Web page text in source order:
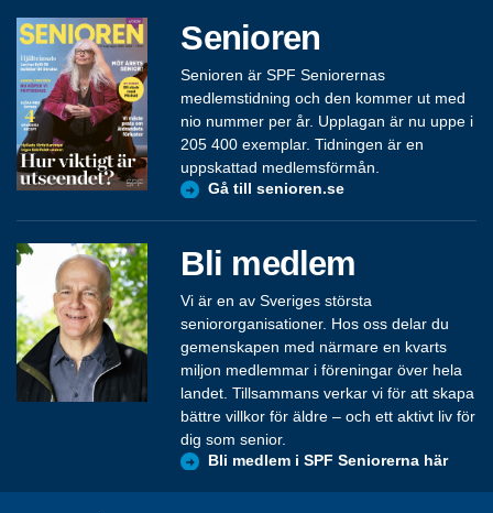
Senioren
Senioren är SPF Seniorernas
medlemstidning och den kommer ut med
nio nummer per år. Upplagan är nu uppe i
205 400 exemplar. Tidningen är en
uppskattad medlemsförmån.
Gå till senioren.se
Bli medlem
Vi är en av Sveriges största
seniororganisationer. Hos oss delar du
gemenskapen med närmare en kvarts
miljon medlemmar i föreningar över hela
landet. Tillsammans verkar vi för att skapa
bättre villkor för äldre – och ett aktivt liv för
dig som senior.
Bli medlem i SPF Seniorerna här